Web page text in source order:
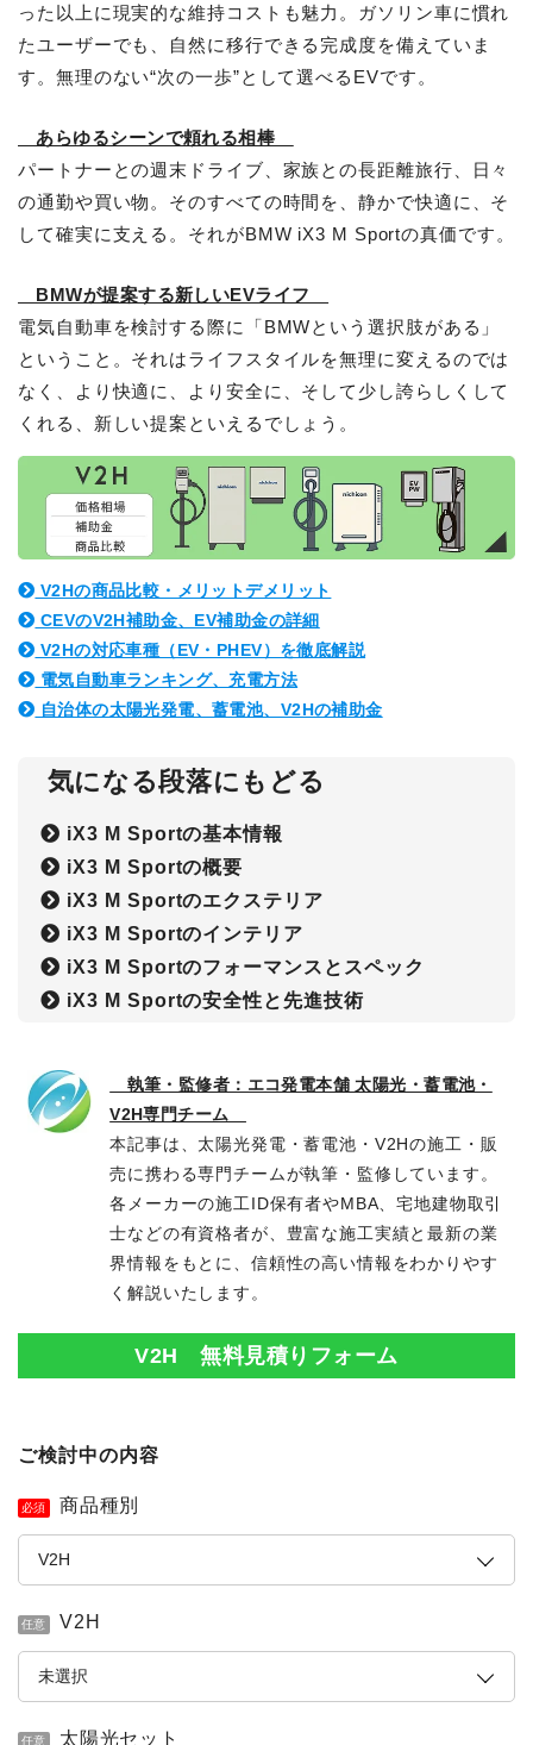
った以上に現実的な維持コストも魅力。ガソリン車に慣れ
たユーザーでも、自然に移行できる完成度を備えていま
す。無理のない“次の一歩”として選べるEVです。
あらゆるシーンで頼れる相棒
パートナーとの週末ドライブ、家族との長距離旅行、日々
の通勤や買い物。そのすべての時間を、静かで快適に、そ
して確実に支える。それがBMW iX3 M Sportの真価です。
BMWが提案する新しいEVライフ
電気自動車を検討する際に「BMWという選択肢がある」
ということ。それはライフスタイルを無理に変えるのでは
なく、より快適に、より安全に、そして少し誇らしくして
くれる、新しい提案といえるでしょう。
V2Hの商品比較・メリットデメリット
CEVのV2H補助金、EV補助金の詳細
V2Hの対応車種（EV・PHEV）を徹底解説
電気自動車ランキング、充電方法
自治体の太陽光発電、蓄電池、V2Hの補助金
気になる段落にもどる
iX3 M Sportの基本情報
iX3 M Sportの概要
iX3 M Sportのエクステリア
iX3 M Sportのインテリア
iX3 M Sportのフォーマンスとスペック
iX3 M Sportの安全性と先進技術
執筆・監修者：エコ発電本舗 太陽光・蓄電池・
V2H専門チーム
本記事は、太陽光発電・蓄電池・V2Hの施工・販
売に携わる専門チームが執筆・監修しています。
各メーカーの施工ID保有者やMBA、宅地建物取引
士などの有資格者が、豊富な施工実績と最新の業
界情報をもとに、信頼性の高い情報をわかりやす
く解説いたします。
V2H 無料見積りフォーム
ご検討中の内容
必須 商品種別
任意 V2H
任意 太陽光セット